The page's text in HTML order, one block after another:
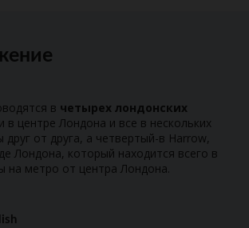
в четырех лондонских
в центре Лондона и все в нескольких
друг от друга, а четвертый-в Harrow,
Лондона, который находится всего в
на метро от центра Лондона.